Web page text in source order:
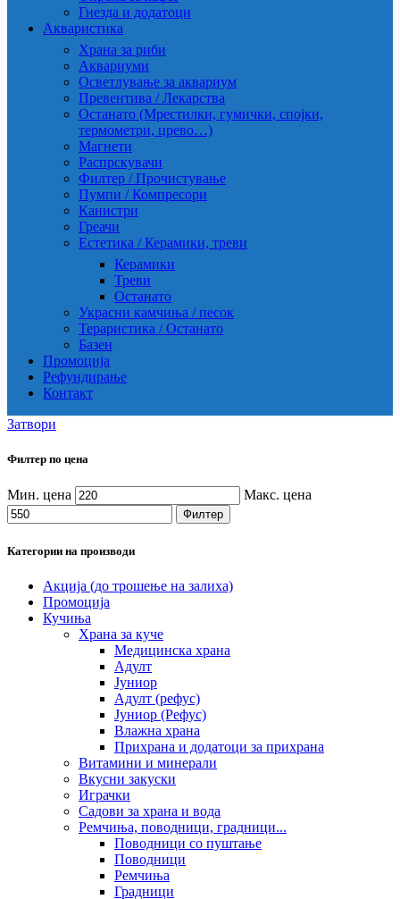
Гнезда и додатоци
Акваристика
Храна за риби
Аквариуми
Осветлување за аквариум
Превентива / Лекарства
Останато (Мрестилки, гумички, спојки,
термометри, црево…)
Магнети
Распрскувачи
Филтер / Прочистување
Пумпи / Компресори
Канистри
Греачи
Естетика / Керамики, треви
Керамики
Треви
Останато
Украсни камчиња / песок
Тераристика / Останато
Базен
Промоција
Рефундирање
Контакт
Затвори
Филтер по цена
Мин. цена Макс. цена
Филтер
Категории на производи
Акција (до трошење на залиха)
Промоција
Кучиња
Храна за куче
Медицинска храна
Адулт
Јуниор
Адулт (рефус)
Јуниор (Рефус)
Влажна храна
Прихрана и додатоци за прихрана
Витамини и минерали
Вкусни закуски
Играчки
Садови за храна и вода
Ремчиња, поводници, градници...
Поводници со пуштање
Поводници
Ремчиња
Градници